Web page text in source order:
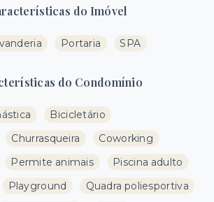
do Imóvel
Portaria SPA
do Condomínio
Bicicletário
Churrasqueira
Coworking
Permite animais
Piscina adulto
Playground
Quadra poliesportiva